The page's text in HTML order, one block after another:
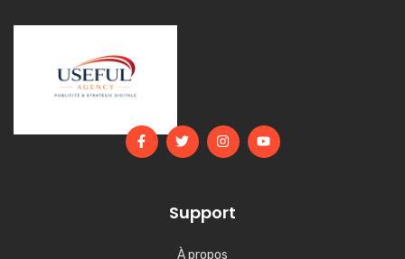
Support
À propos